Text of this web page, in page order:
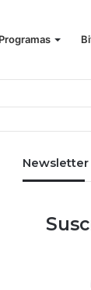
Programas
Newsletter